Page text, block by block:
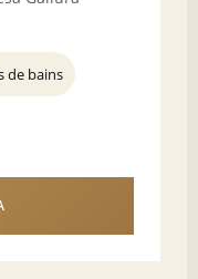
de bains